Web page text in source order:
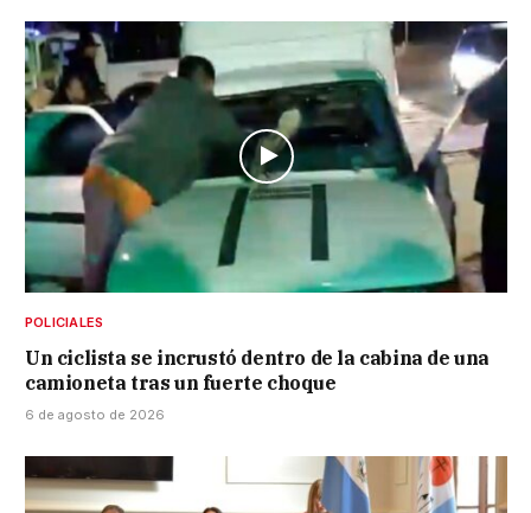
POLICIALES
Un ciclista se incrustó dentro de la cabina de una
camioneta tras un fuerte choque
6 de agosto de 2026